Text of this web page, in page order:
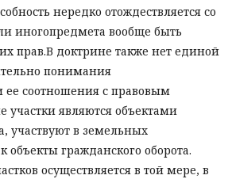
нередко отождествляется со
иногопредмета вообще быть
прав.В доктрине также нет единой
понимания
ее соотношения с правовым
являются объектами
участвуют в земельных
объекты гражданского оборота.
осуществляется в той мере, в